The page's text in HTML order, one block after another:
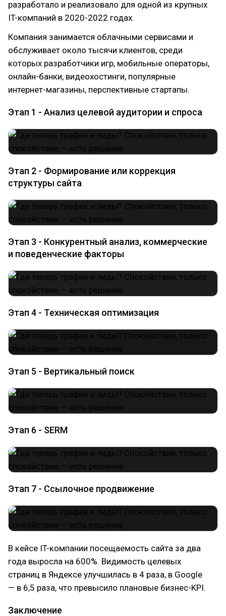
разработало и реализовало для одной из крупных
IT-компаний в 2020-2022 годах.
Компания занимается облачными сервисами и
обслуживает около тысячи клиентов, среди
которых разработчики игр, мобильные операторы,
онлайн-банки, видеохостинги, популярные
интернет-магазины, перспективные стартапы.
Этап 1 - Анализ целевой аудитории и спроса
Этап 2 - Формирование или коррекция
структуры сайта
Этап 3 - Конкурентный анализ, коммерческие
и поведенческие факторы
Этап 4 - Техническая оптимизация
Этап 5 - Вертикальный поиск
Этап 6 - SERM
Этап 7 - Ссылочное продвижение
В кейсе IT-компании посещаемость сайта за два
года выросла на 600%. Видимость целевых
страниц в Яндексе улучшилась в 4 раза, в Google
— в 6,5 раза, что превысило плановые бизнес-KPI.
Заключение